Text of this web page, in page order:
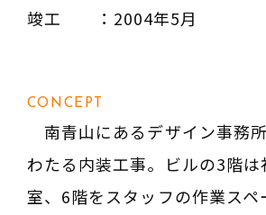
竣工
：2004年5月
CONCEPT
南青山にあるデザイン事務
わたる内装工事。ビルの3階は
室、6階をスタッフの作業スペ